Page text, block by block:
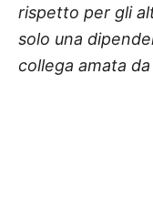
rispetto per gli
solo una
collega amata